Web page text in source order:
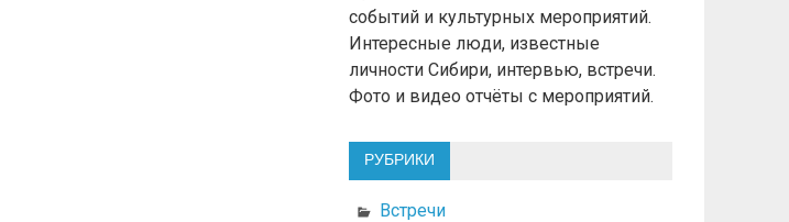
событий и культурных мероприятий.
Интересные люди, известные
личности Сибири, интервью, встречи.
Фото и видео отчёты с мероприятий.
РУБРИКИ
Встречи